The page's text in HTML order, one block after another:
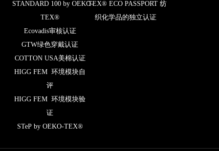
STANDARD 100 by OEKO-
TEX®
Ecovadis审核认证
GTW绿色穿戴认证
COTTON USA美棉认证
HIGG FEM 环境模块自
评
HIGG FEM 环境模块验
证
STeP by OEKO-TEX®
TEX® ECO PASSPORT 纺
织化学品的独立认证